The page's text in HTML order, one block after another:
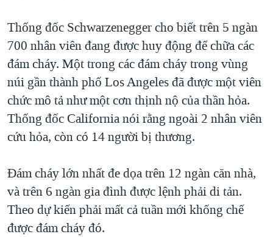
TRỊNH VĨNH BÌNH VS. CHÍNH PHỦ VIỆT NAM
NGƯ DÂN VIỆT VÀ LÀN SÓNG TRỘM HẢI SÂM
BÊN KIA QUỐC LỘ: TIẾNG VỌNG TỪ NÔNG THÔN MỸ
QUAN HỆ VIỆT MỸ
Thống đốc Schwarzenegger cho biết trên 5 ngàn
700 nhân viên đang được huy động để chữa các
đám cháy. Một trong các đám cháy trong vùng
núi gần thành phố Los Angeles đã được một viên
chức mô tả như một cơn thịnh nộ của thần hỏa.
Thống đốc California nói rằng ngoài 2 nhân viên
cứu hỏa, còn có 14 người bị thương.
Đám cháy lớn nhất đe dọa trên 12 ngàn căn nhà,
và trên 6 ngàn gia đình được lệnh phải di tản.
Theo dự kiến phải mất cả tuần mới khống chế
được đám cháy đó.